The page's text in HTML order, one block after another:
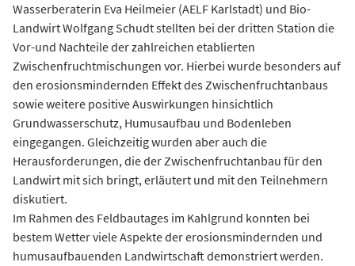
Wasserberaterin Eva Heilmeier (AELF Karlstadt) und Bio-
Landwirt Wolfgang Schudt stellten bei der dritten Station die
Vor-und Nachteile der zahlreichen etablierten
Zwischenfruchtmischungen vor. Hierbei wurde besonders auf
den erosionsmindernden Effekt des Zwischenfruchtanbaus
sowie weitere positive Auswirkungen hinsichtlich
Grundwasserschutz, Humusaufbau und Bodenleben
eingegangen. Gleichzeitig wurden aber auch die
Herausforderungen, die der Zwischenfruchtanbau für den
Landwirt mit sich bringt, erläutert und mit den Teilnehmern
diskutiert.
Im Rahmen des Feldbautages im Kahlgrund konnten bei
bestem Wetter viele Aspekte der erosionsmindernden und
humusaufbauenden Landwirtschaft demonstriert werden.